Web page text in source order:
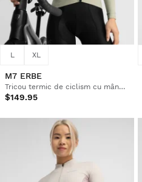
L XL
M7 ERBE
Tricou termic de ciclism cu mânecă lungă pentru femei
$149.95